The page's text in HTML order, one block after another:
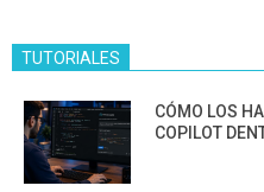
TUTORIALES
CÓMO LOS
COPILOT